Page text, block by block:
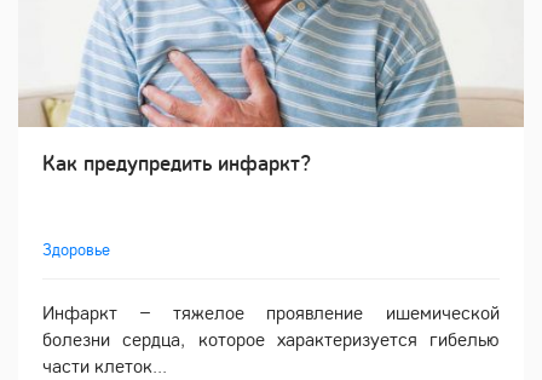
Как предупредить инфаркт?
Здоровье
Инфаркт – тяжелое проявление ишемической
болезни сердца, которое характеризуется гибелью
части клеток...